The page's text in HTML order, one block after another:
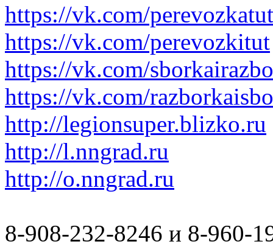
https://vk.com/perevozkatut
https://vk.com/perevozkitut
https://vk.com/
https://vk.com/
http://legionsuper.blizko.ru
http://l.nngrad.ru
http://o.nngrad.ru
8-908-232-8246 и 8-960-